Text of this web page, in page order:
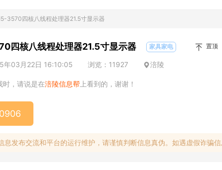
3570四核八线程处理器21.5寸显示器
四核八线程处理器21.5寸显示器 家具家电 置顶
年03月22日 16:10:05 浏览：11927 涪陵
时，请说是在涪陵信息帮 上看到的，谢谢！
息发布交流和平台的运行维护，请谨慎判断信息真伪。如遇虚假诈骗